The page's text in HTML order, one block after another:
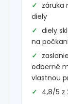
záruka
diely
diely
na
odberné
vlastnou
4,8/5 z